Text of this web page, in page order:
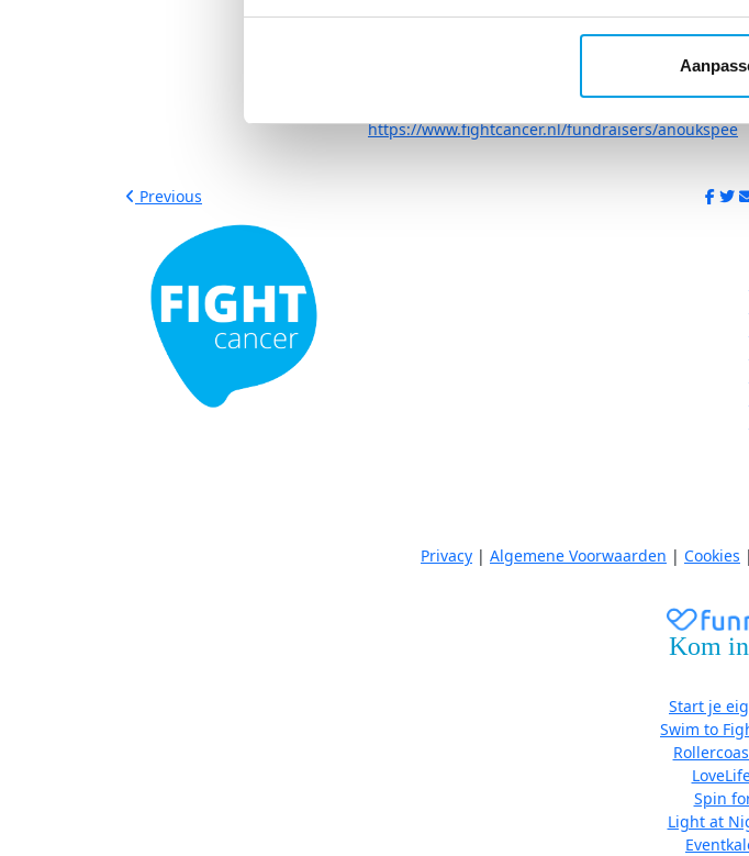
Ik hoop dat ik mensen die dit lezen inspireer om
https://www.fightcancer.nl/fundraisers/anoukspee
Previous
Privacy | Algemene Voorwaarden | Cookies
Kom
Start je
Swim to
Spin
Light at